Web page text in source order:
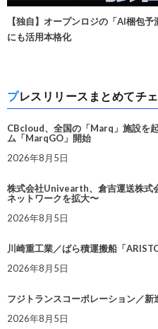
【独自】オープンロジの「AI梱包
にも活用本格化
プレスリリースまとめてチ
CBcloud、全国の「Marq」施設を
ム「MarqGO」開始
2026年8月5日
株式会社Univearth、倉吉運送株式
ネットワークを拡大〜
2026年8月5日
川崎重工業／ばら積運搬船「
2026年8月5日
フジトランスコーポレーション／新
2026年8月5日